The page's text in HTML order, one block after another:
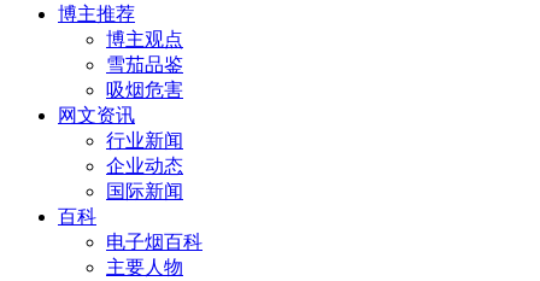
博主推荐
博主观点
雪茄品鉴
吸烟危害
网文资讯
行业新闻
企业动态
国际新闻
百科
电子烟百科
主要人物